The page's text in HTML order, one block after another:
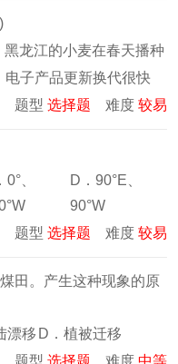
黑龙江的小麦在春天播种
电子产品更新换代很快
题型 选择题 难度 较易
、
D．90°E、
90°W
题型 选择题 难度 较易
田。产生这种现象的原
漂移 D．植被迁移